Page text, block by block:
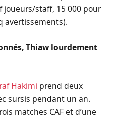
staff, 15 000 pour
avertissements).
Thiaw lourdement
Hakimi prend deux
sursis pendant un an.
matches CAF et d’une